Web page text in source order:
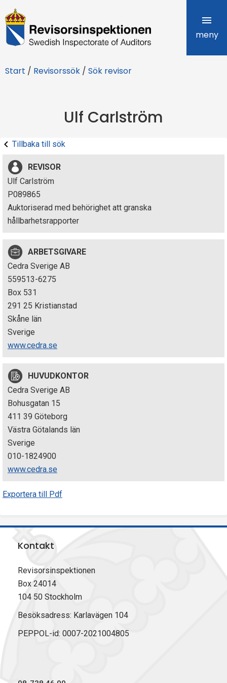
R
e
i
r
s
i
n
s
p
e
k
t
i
o
n
e
n
meny
Start / Revisorssök / Sök revisor
Ulf Carlström
Tillbaka till sök
REVISOR
Ulf Carlström
P089865
Auktoriserad med behörighet att granska
hållbarhetsrapporter
ARBETSGIVARE
Cedra Sverige AB
559513-6275
Box 531
291 25 Kristianstad
Skåne län
Sverige
www.cedra.se
HUVUDKONTOR
Cedra Sverige AB
Bohusgatan 15
411 39 Göteborg
Västra Götalands län
Sverige
010-1824900
www.cedra.se
Exportera till Pdf
Kontakt
Revisorsinspektionen
Box 24014
104 50 Stockholm
Besöksadress: Karlavägen 104
PEPPOL-id: 0007-2021004805